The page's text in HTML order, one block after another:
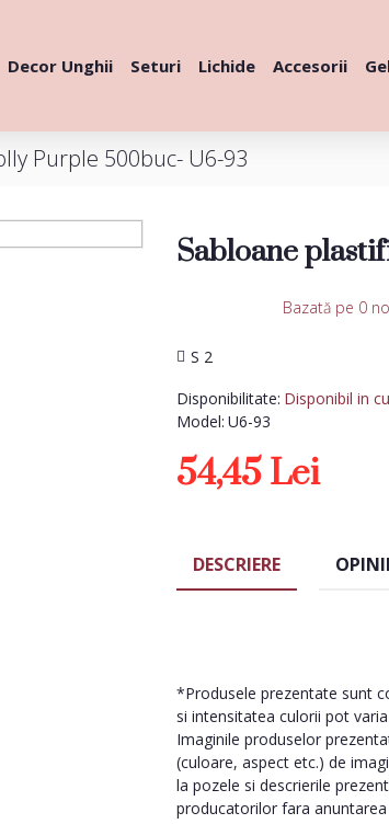
Decor Unghii Seturi Lichide Accesorii
Purple 500buc- U6-93
Sabloane
Disponibilitate: Disponibil in
Model: U6-93
S 2
Bazată pe 0
54,45 Lei
DESCRIERE OPINII
*Produsele prezentate sunt
si intensitatea culorii pot
Imaginile produselor
(culoare, aspect etc.) de
la pozele si descrierile
producatorilor fara